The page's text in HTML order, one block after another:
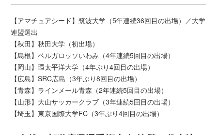
【アマチュアシード】筑波大学（5年連続36回目の出場）／大学
連盟選出
【秋田】秋田大学（初出場）
【島根】ベルガロッソいわみ（4年連続5回目の出場）
【岡山】環太平洋大学（4年ぶり4回目の出場）
【広島】SRC広島（3年ぶり8回目の出場）
【青森】ラインメール青森（2年連続5回目の出場）
【山形】大山サッカークラブ（3年連続5回目の出場）
【埼玉】東京国際大学FC（3年ぶり4回目の出場）